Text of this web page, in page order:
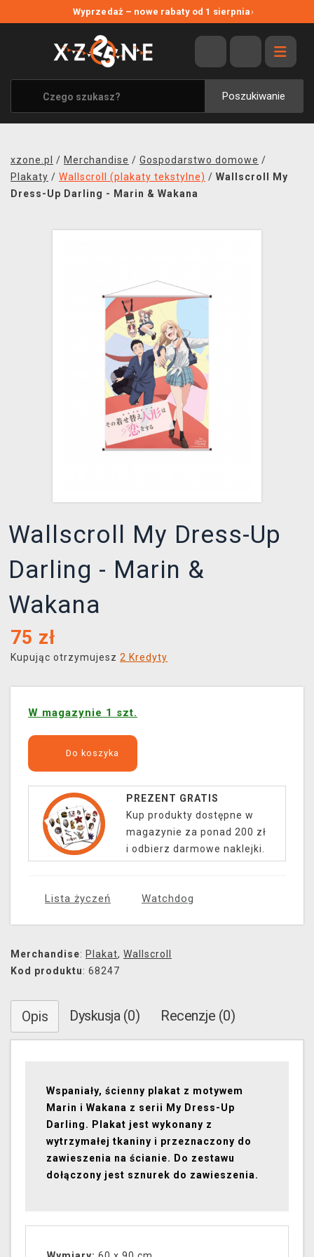
Wyprzedaż – nowe rabaty od 1 sierpnia›
Poszukiwanie
WYPRZEDAŻ
WSZYSTKIE MARKI
XZONE ORIGINALS
UBRANIA I AKCESORIA
SOUNDTRACKI
xzone.pl / Merchandise / Gospodarstwo domowe /
Plakaty / Wallscroll (plakaty tekstylne) / Wallscroll My
Dress-Up Darling - Marin & Wakana
Wallscroll My Dress-Up
Darling - Marin &
Wakana
75 zł
Kupując otrzymujesz 2 Kredyty
W magazynie 1 szt.
Do koszyka
PREZENT GRATIS
Kup produkty dostępne w
magazynie za ponad 200 zł
i odbierz darmowe naklejki.
Lista życzeń Watchdog
Merchandise: Plakat, Wallscroll
Kod produktu: 68247
Opis Dyskusja (0) Recenzje (0)
Wspaniały, ścienny plakat z motywem
Marin i Wakana z serii My Dress-Up
Darling. Plakat jest wykonany z
wytrzymałej tkaniny i przeznaczony do
zawieszenia na ścianie. Do zestawu
dołączony jest sznurek do zawieszenia.